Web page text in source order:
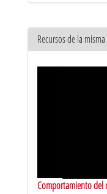
Recursos de la
Comportamiento del